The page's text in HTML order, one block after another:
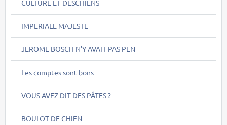
CULTURE ET DESCHIENS
IMPERIALE MAJESTE
JEROME BOSCH N'Y AVAIT PAS PEN
Les comptes sont bons
VOUS AVEZ DIT DES PÂTES ?
BOULOT DE CHIEN